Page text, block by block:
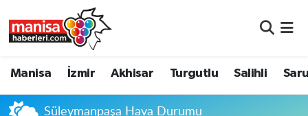
Manisa İzmir Akhisar Turgutlu Salihli
Süleymanpaşa Hava Durumu
Manisa Nöbetçi Eczaneler